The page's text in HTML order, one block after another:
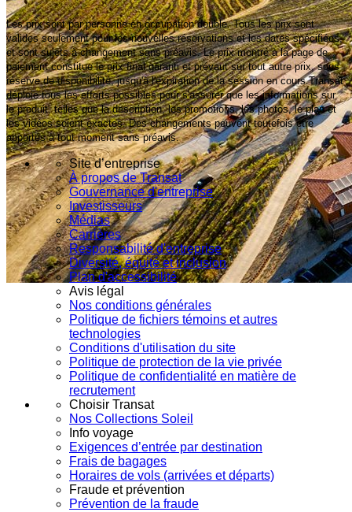
Les prix sont par personne en occupation double. Tous les prix sont
valides seulement pour les nouvelles réservations et les dates spécifiées,
et sont sujets à changement sans préavis. Le prix montré à la page de
paiement constitue le prix final garanti et prévaut sur tout autre prix, sous
réserve de disponibilité, jusqu'à l'expiration de la session en cours.Transat
déploie tous les efforts possibles pour s'assurer que les informations sur
le produit, telles que la description, les promotions, les photos, le plan et
les vidéos soient exactes. Des changements peuvent toutefois être
apportés à tout moment sans préavis.
Site d’entreprise
À propos de Transat
Gouvernance d'entreprise
Investisseurs
Médias
Carrières
Responsabilité d'entreprise
Diversité, équité et inclusion
Plan d'accessibilité
Avis légal
Nos conditions générales
Politique de fichiers témoins et autres
technologies
Conditions d'utilisation du site
Politique de protection de la vie privée
Politique de confidentialité en matière de
recrutement
Choisir Transat
Nos Collections Soleil
Info voyage
Exigences d’entrée par destination
Frais de bagages
Horaires de vols (arrivées et départs)
Fraude et prévention
Prévention de la fraude